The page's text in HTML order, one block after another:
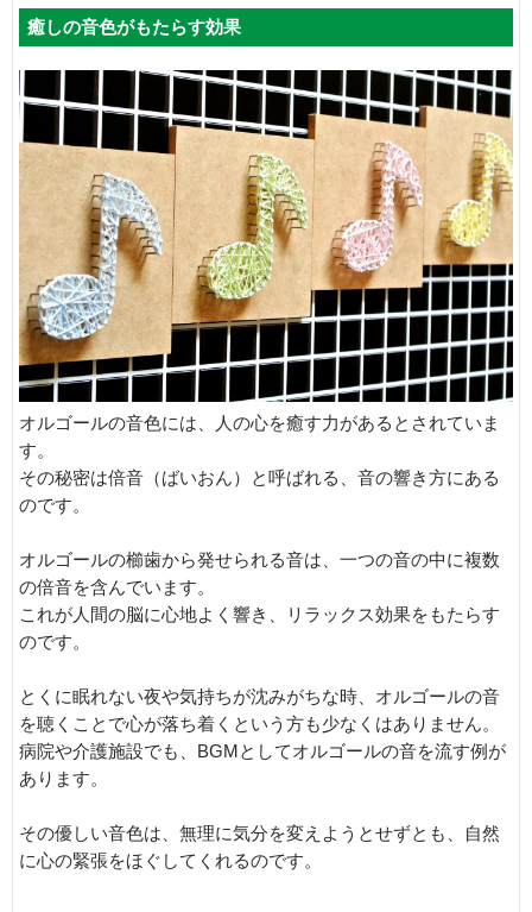
癒しの音色がもたらす効果
オルゴールの音色には、人の心を癒す力があるとされていま
す。
その秘密は倍音（ばいおん）と呼ばれる、音の響き方にある
のです。
オルゴールの櫛歯から発せられる音は、一つの音の中に複数
の倍音を含んでいます。
これが人間の脳に心地よく響き、リラックス効果をもたらす
のです。
とくに眠れない夜や気持ちが沈みがちな時、オルゴールの音
を聴くことで心が落ち着くという方も少なくはありません。
病院や介護施設でも、BGMとしてオルゴールの音を流す例が
あります。
その優しい音色は、無理に気分を変えようとせずとも、自然
に心の緊張をほぐしてくれるのです。